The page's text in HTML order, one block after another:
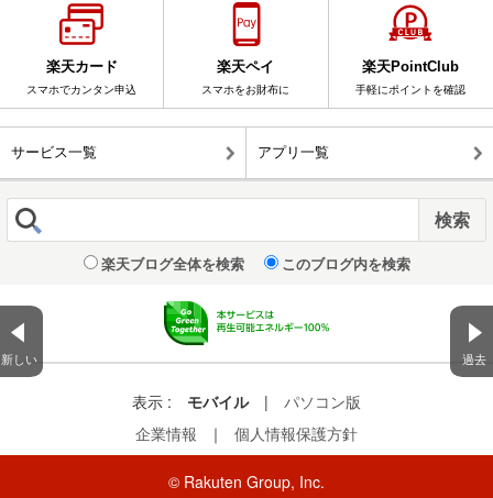
新しい 過去
楽天カード
スマホでカンタン申込
楽天ペイ
スマホをお財布に
楽天PointClub
手軽にポイントを確認
サービス一覧 アプリ一覧
楽天ブログ全体を検索 このブログ内を検索
表示 : モバイル |
パソコン版
企業情報
｜ 個人情報保護方針
© Rakuten Group, Inc.